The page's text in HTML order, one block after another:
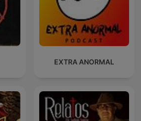
EXTRA ANORMAL